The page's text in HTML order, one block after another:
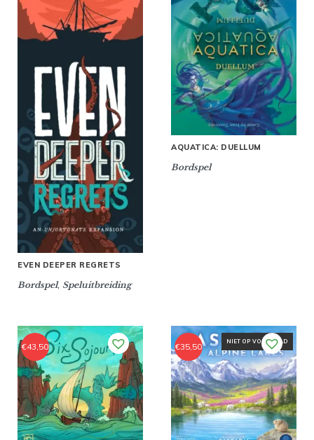
EVEN DEEPER REGRETS
Bordspel, Speluitbreiding
AQUATICA: DUELLUM
Bordspel
€43,50
NIET OP VOORRAAD
€35,50